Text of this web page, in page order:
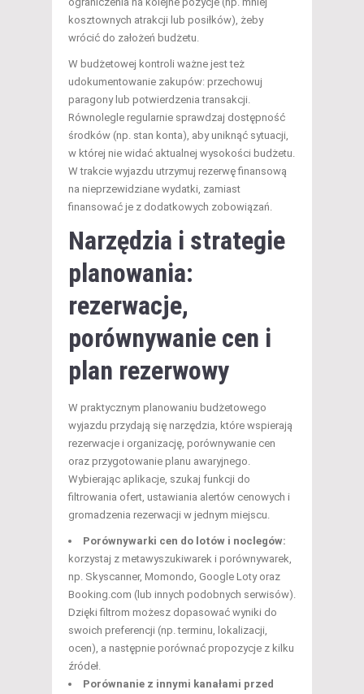
kosztownych atrakcji lub posiłków), żeby
wrócić do założeń budżetu.
W budżetowej kontroli ważne jest też
udokumentowanie zakupów: przechowuj
paragony lub potwierdzenia transakcji.
Równolegle regularnie sprawdzaj dostępność
środków (np. stan konta), aby uniknąć sytuacji,
w której nie widać aktualnej wysokości budżetu.
W trakcie wyjazdu utrzymuj rezerwę finansową
na nieprzewidziane wydatki, zamiast
finansować je z dodatkowych zobowiązań.
Narzędzia i strategie
planowania:
rezerwacje,
porównywanie cen i
plan rezerwowy
W praktycznym planowaniu budżetowego
wyjazdu przydają się narzędzia, które wspierają
rezerwacje i organizację, porównywanie cen
oraz przygotowanie planu awaryjnego.
Wybierając aplikacje, szukaj funkcji do
filtrowania ofert, ustawiania alertów cenowych i
gromadzenia rezerwacji w jednym miejscu.
Porównywarki cen do lotów i noclegów:
korzystaj z metawyszukiwarek i porównywarek,
np. Skyscanner, Momondo, Google Loty oraz
Booking.com (lub innych podobnych serwisów).
Dzięki filtrom możesz dopasować wyniki do
swoich preferencji (np. terminu, lokalizacji,
ocen), a następnie porównać propozycje z kilku
źródeł.
Porównanie z innymi kanałami przed